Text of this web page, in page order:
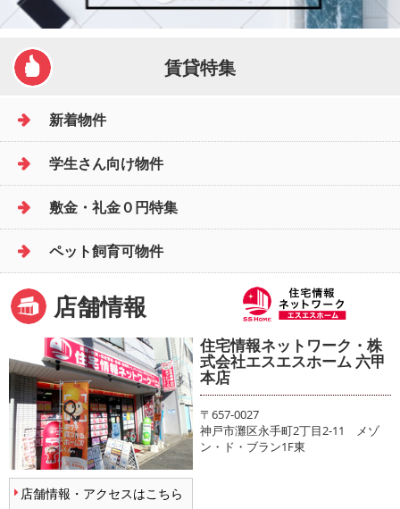
賃貸特集
新着物件
学生さん向け物件
敷金・礼金０円特集
ペット飼育可物件
店舗情報
店舗情報・アクセスはこちら
住宅情報ネットワーク・株
式会社エスエスホーム 六甲
本店
〒657-0027
神戸市灘区永手町2丁目2-11 メゾ
ン・ド・ブラン1F東